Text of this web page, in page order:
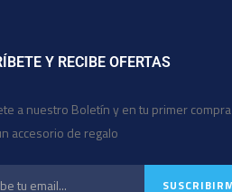
Y RECIBE OFERTAS
a nuestro Boletín y en tu primer compra
accesorio de regalo